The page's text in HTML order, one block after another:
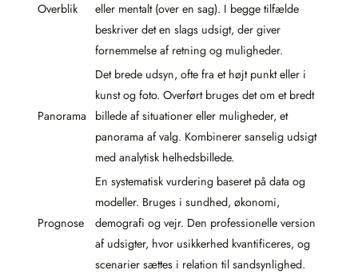
Overblik
eller mentalt (over en sag). I begge tilfælde
beskriver det en slags udsigt, der giver
fornemmelse af retning og muligheder.
Panorama
Det brede udsyn, ofte fra et højt punkt eller i
kunst og foto. Overført bruges det om et bredt
billede af situationer eller muligheder, et
panorama af valg. Kombinerer sanselig udsigt
med analytisk helhedsbillede.
Prognose
En systematisk vurdering baseret på data og
modeller. Bruges i sundhed, økonomi,
demografi og vejr. Den professionelle version
af udsigter, hvor usikkerhed kvantificeres, og
scenarier sættes i relation til sandsynlighed.